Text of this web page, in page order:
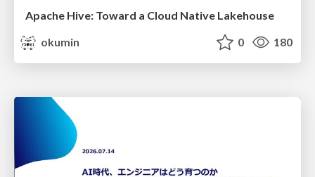
Apache Hive: Toward a Cloud Native Lakehouse
okumin
0 180